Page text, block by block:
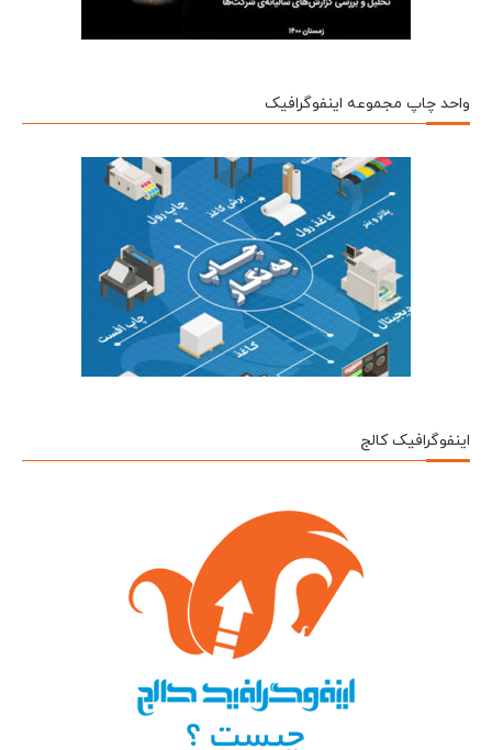
واحد چاپ مجموعه اینفوگرافیک
اینفوگرافیک کالج